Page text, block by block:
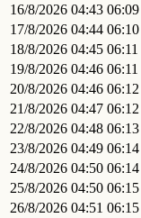
16/8/2026 04:43 06:09
17/8/2026 04:44 06:10
18/8/2026 04:45 06:11
19/8/2026 04:46 06:11
20/8/2026 04:46 06:12
21/8/2026 04:47 06:12
22/8/2026 04:48 06:13
23/8/2026 04:49 06:14
24/8/2026 04:50 06:14
25/8/2026 04:50 06:15
26/8/2026 04:51 06:15